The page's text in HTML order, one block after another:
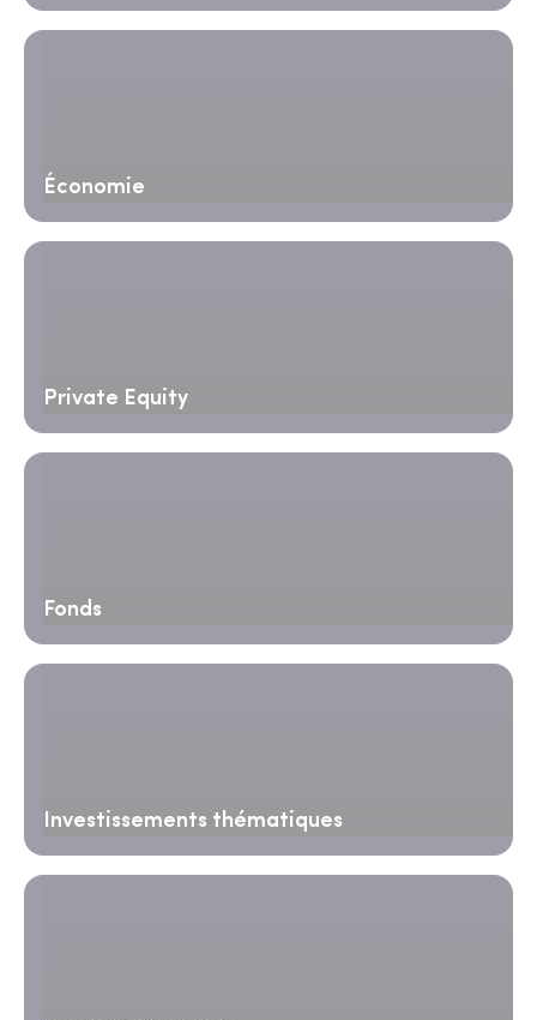
Économie
Private Equity
Fonds
Investissements thématiques